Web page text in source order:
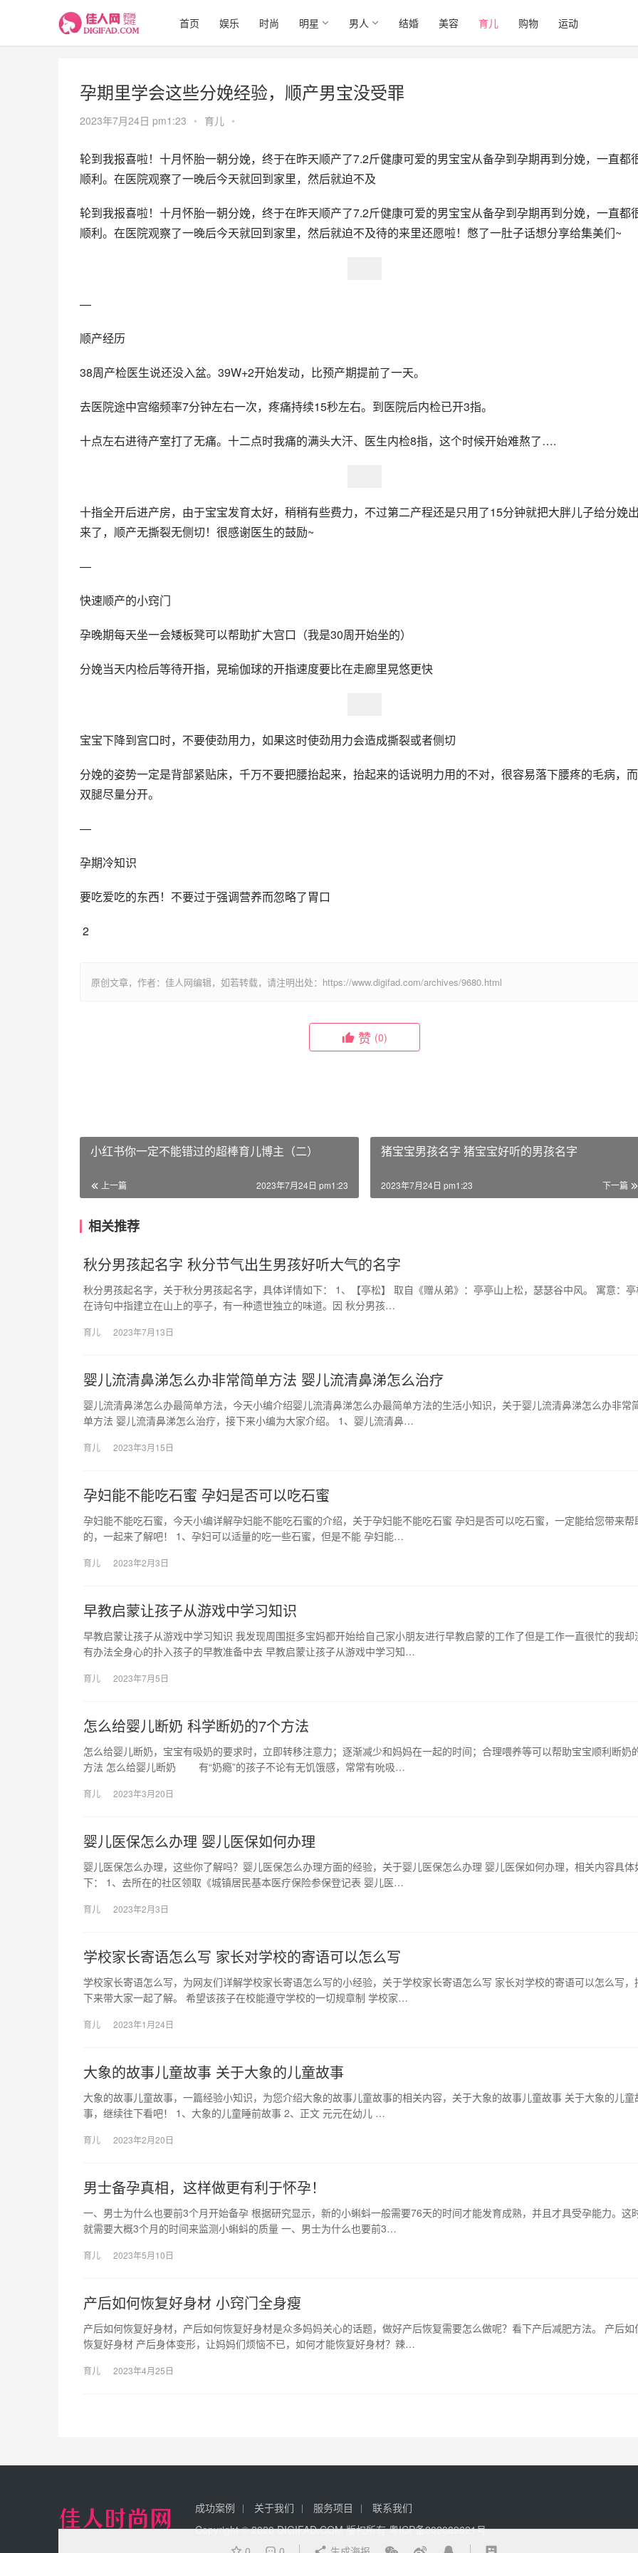
首页 娱乐 时尚 明星 男人 结婚 美容 育儿 购物 运动
孕期里学会这些分娩经验，顺产男宝没受罪
2023年7月24日 pm1:23 • 育儿 •
轮到我报喜啦！十月怀胎一朝分娩，终于在昨天顺产了7.2斤健康可爱的男宝宝从备孕到孕期再到分娩，一直都
顺利。在医院观察了一晚后今天就回到家里，然后就迫不及
轮到我报喜啦！十月怀胎一朝分娩，终于在昨天顺产了7.2斤健康可爱的男宝宝从备孕到孕期再到分娩，一直都
顺利。在医院观察了一晚后今天就回到家里，然后就迫不及待的来里还愿啦！憋了一肚子话想分享给集美们~
—
顺产经历
38周产检医生说还没入盆。39W+2开始发动，比预产期提前了一天。
去医院途中宫缩频率7分钟左右一次，疼痛持续15秒左右。到医院后内检已开3指。
十点左右进待产室打了无痛。十二点时我痛的满头大汗、医生内检8指，这个时候开始难熬了….
十指全开后进产房，由于宝宝发育太好，稍稍有些费力，不过第二产程还是只用了15分钟就把大胖儿子给分娩
来了，顺产无撕裂无侧切！很感谢医生的鼓励~
—
快速顺产的小窍门
孕晚期每天坐一会矮板凳可以帮助扩大宫口（我是30周开始坐的）
分娩当天内检后等待开指，晃瑜伽球的开指速度要比在走廊里晃悠更快
宝宝下降到宫口时，不要使劲用力，如果这时使劲用力会造成撕裂或者侧切
分娩的姿势一定是背部紧贴床，千万不要把腰抬起来，抬起来的话说明力用的不对，很容易落下腰疼的毛病，
双腿尽量分开。
—
孕期冷知识
要吃爱吃的东西！不要过于强调营养而忽略了胃口
2
原创文章，作者：佳人网编辑，如若转载，请注明出处：https://www.digifad.com/archives/9680.html
赞 (0)
小红书你一定不能错过的超棒育儿博主（二）
上一篇 2023年7月24日 pm1:23
猪宝宝男孩名字 猪宝宝好听的男孩名字
下一篇
2023年7月24日 pm1:23
相关推荐
秋分男孩起名字 秋分节气出生男孩好听大气的名字
秋分男孩起名字，关于秋分男孩起名字，具体详情如下： 1、【亭松】 取自《赠从弟》：亭亭山上松，瑟瑟谷中风。 寓意：
在诗句中指建立在山上的亭子，有一种遗世独立的味道。因 秋分男孩…
育儿 2023年7月13日
婴儿流清鼻涕怎么办非常简单方法 婴儿流清鼻涕怎么治疗
婴儿流清鼻涕怎么办最简单方法，今天小编介绍婴儿流清鼻涕怎么办最简单方法的生活小知识，关于婴儿流清鼻涕怎么办非常
单方法 婴儿流清鼻涕怎么治疗，接下来小编为大家介绍。 1、婴儿流清鼻…
育儿 2023年3月15日
孕妇能不能吃石蜜 孕妇是否可以吃石蜜
孕妇能不能吃石蜜，今天小编详解孕妇能不能吃石蜜的介绍，关于孕妇能不能吃石蜜 孕妇是否可以吃石蜜，一定能给您带来帮
的，一起来了解吧！ 1、孕妇可以适量的吃一些石蜜，但是不能 孕妇能…
育儿 2023年2月3日
早教启蒙让孩子从游戏中学习知识
早教启蒙让孩子从游戏中学习知识 我发现周围挺多宝妈都开始给自己家小朋友进行早教启蒙的工作了但是工作一直很忙的我却
有办法全身心的扑入孩子的早教准备中去 早教启蒙让孩子从游戏中学习知…
育儿 2023年7月5日
怎么给婴儿断奶 科学断奶的7个方法
怎么给婴儿断奶，宝宝有吸奶的要求时，立即转移注意力；逐渐减少和妈妈在一起的时间；合理喂养等可以帮助宝宝顺利断奶
方法 怎么给婴儿断奶 有“奶瘾”的孩子不论有无饥饿感，常常有吮吸…
育儿 2023年3月20日
婴儿医保怎么办理 婴儿医保如何办理
婴儿医保怎么办理，这些你了解吗？婴儿医保怎么办理方面的经验，关于婴儿医保怎么办理 婴儿医保如何办理，相关内容具体
下： 1、去所在的社区领取《城镇居民基本医疗保险参保登记表 婴儿医…
育儿 2023年2月3日
学校家长寄语怎么写 家长对学校的寄语可以怎么写
学校家长寄语怎么写，为网友们详解学校家长寄语怎么写的小经验，关于学校家长寄语怎么写 家长对学校的寄语可以怎么写，
下来带大家一起了解。 希望该孩子在校能遵守学校的一切规章制 学校家…
育儿 2023年1月24日
大象的故事儿童故事 关于大象的儿童故事
大象的故事儿童故事，一篇经验小知识，为您介绍大象的故事儿童故事的相关内容，关于大象的故事儿童故事 关于大象的儿童
事，继续往下看吧！ 1、大象的儿童睡前故事 2、正文 元元在幼儿 …
育儿 2023年2月20日
男士备孕真相，这样做更有利于怀孕！
一、男士为什么也要前3个月开始备孕 根据研究显示，新的小蝌蚪一般需要76天的时间才能发育成熟，并且才具受孕能力。这
就需要大概3个月的时间来监测小蝌蚪的质量 一、男士为什么也要前3…
育儿 2023年5月10日
产后如何恢复好身材 小窍门全身瘦
产后如何恢复好身材，产后如何恢复好身材是众多妈妈关心的话题，做好产后恢复需要怎么做呢？看下产后减肥方法。 产后如
恢复好身材 产后身体变形，让妈妈们烦恼不已，如何才能恢复好身材？辣…
育儿 2023年4月25日
成功案例 关于我们 服务项目
联系我们
Copyright © 2020 DIGIFAD.COM 版权所有粤ICP备202089621号